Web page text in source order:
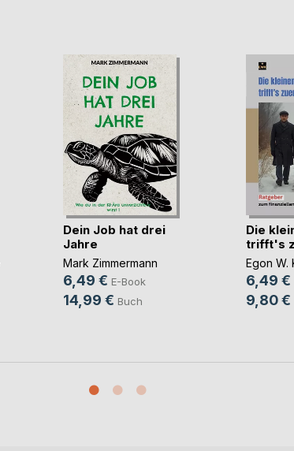
Dein Job hat drei
Jahre
Mark Zimmermann
6,49 € E-Book
14,99 € Buch
Die
trifft's
Egon W.
6,49 €
9,80 €